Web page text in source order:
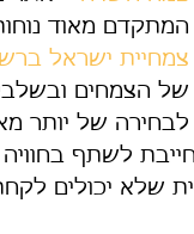
המתקדם מאוד
צמחיית ישראל
של הצמחים
לבחירה של יותר
חייבת לשתף
שלא יכולים